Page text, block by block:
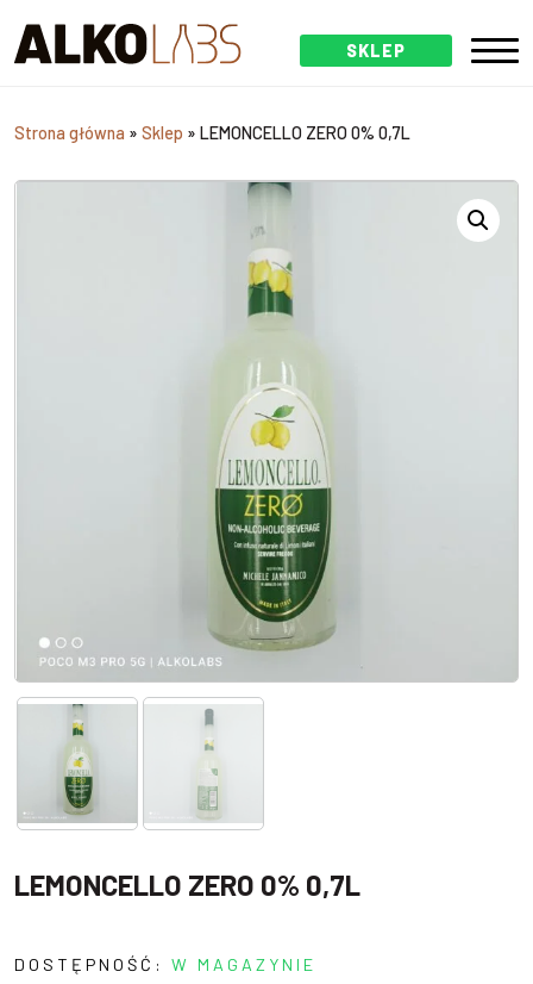
SKLEP
Strona główna » Sklep » LEMONCELLO ZERO 0% 0,7L
LEMONCELLO ZERO 0% 0,7L
DOSTĘPNOŚĆ: W MAGAZYNIE